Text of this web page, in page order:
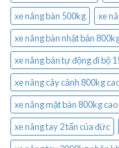
xe nâng bàn 500kg
xe
xe nâng bàn nhật bản
xe nâng bán tự động đi bộ
xe nâng cây cảnh 800kg
xe nâng mặt bàn 800kg
xe nâng tay 2 tấn của đức